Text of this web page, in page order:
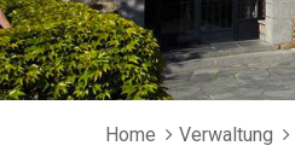
Breadcrumb
Home Verwaltung